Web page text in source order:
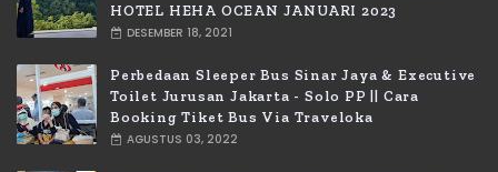
HOTEL HEHA OCEAN JANUARI 2023
DESEMBER 18, 2021
Perbedaan Sleeper Bus Sinar Jaya & Executive
Toilet Jurusan Jakarta - Solo PP || Cara
Booking Tiket Bus Via Traveloka
AGUSTUS 03, 2022